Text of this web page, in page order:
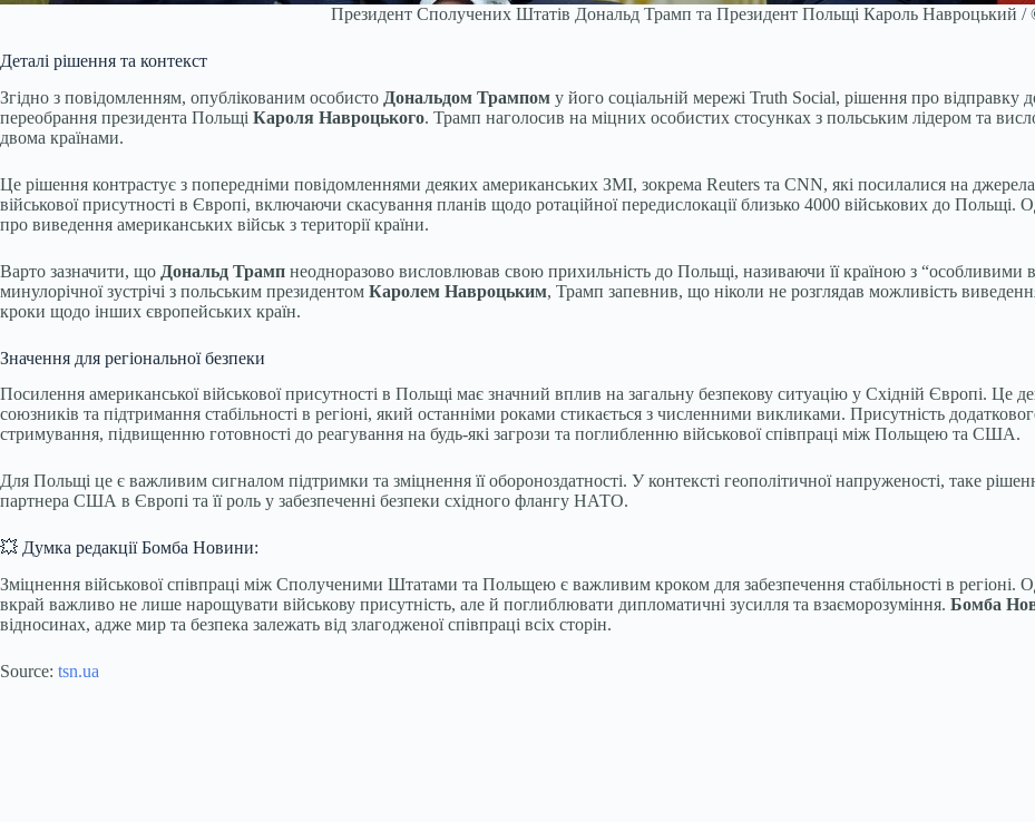
Президент Сполучених Штатів Дональд Трамп та Президент Польщі Кароль Навроцький /
Деталі рішення та контекст
Згідно з повідомленням, опублікованим особисто Дональдом Трампом у його соціальній мережі Truth Social, рішення про відправку
переобрання президента Польщі Кароля Навроцького. Трамп наголосив на міцних особистих стосунках з польським лідером та
двома країнами.
Це рішення контрастує з попередніми повідомленнями деяких американських ЗМІ, зокрема Reuters та CNN, які посилалися на
військової присутності в Європі, включаючи скасування планів щодо ротаційної передислокації близько 4000 військових до Польщі.
про виведення американських військ з території країни.
Варто зазначити, що Дональд Трамп неодноразово висловлював свою прихильність до Польщі, називаючи її країною з
минулорічної зустрічі з польським президентом Каролем Навроцьким, Трамп запевнив, що ніколи не розглядав можливість
кроки щодо інших європейських країн.
Значення для регіональної безпеки
Посилення американської військової присутності в Польщі має значний вплив на загальну безпекову ситуацію у Східній Європі.
союзників та підтримання стабільності в регіоні, який останніми роками стикається з численними викликами. Присутність
стримування, підвищенню готовності до реагування на будь-які загрози та поглибленню військової співпраці між Польщею та США.
Для Польщі це є важливим сигналом підтримки та зміцнення її обороноздатності. У контексті геополітичної напруженості, таке
партнера США в Європі та її роль у забезпеченні безпеки східного флангу НАТО.
💥 Думка редакції Бомба Новини:
Зміцнення військової співпраці між Сполученими Штатами та Польщею є важливим кроком для забезпечення стабільності в регіоні.
вкрай важливо не лише нарощувати військову присутність, але й поглиблювати дипломатичні зусилля та взаєморозуміння. Бомба
відносинах, адже мир та безпека залежать від злагодженої співпраці всіх сторін.
Source: tsn.ua